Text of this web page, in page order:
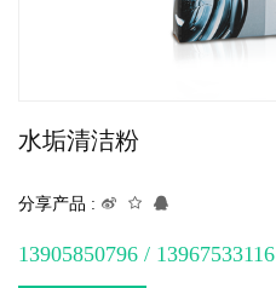
水垢清洁粉
分享产品 :
13905850796 / 13967533116